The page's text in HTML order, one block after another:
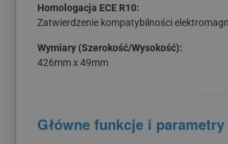
Homologacja ECE R10:
Zatwierdzenie kompatybilności
Wymiary (Szerokość/Wysokość):
426mm x 49mm
Główne funkcje i